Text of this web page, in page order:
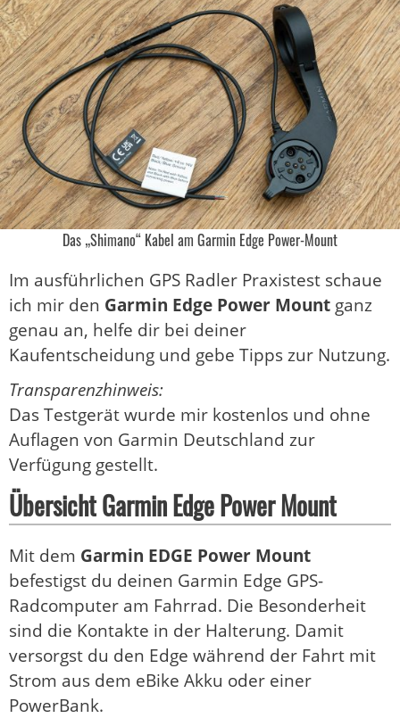
Das „Shimano“ Kabel am Garmin Edge Power-Mount
Im ausführlichen GPS Radler Praxistest schaue
ich mir den Garmin Edge Power Mount ganz
genau an, helfe dir bei deiner
Kaufentscheidung und gebe Tipps zur Nutzung.
Transparenzhinweis:
Das Testgerät wurde mir kostenlos und ohne
Auflagen von Garmin Deutschland zur
Verfügung gestellt.
Übersicht Garmin Edge Power Mount
Mit dem Garmin EDGE Power Mount
befestigst du deinen Garmin Edge GPS-
Radcomputer am Fahrrad. Die Besonderheit
sind die Kontakte in der Halterung. Damit
versorgst du den Edge während der Fahrt mit
Strom aus dem eBike Akku oder einer
PowerBank.